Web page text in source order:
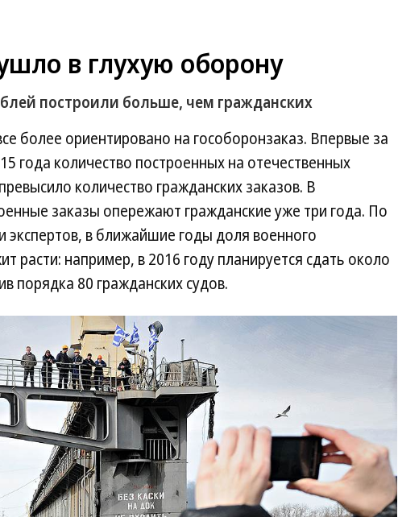
в глухую оборону
построили больше, чем гражданских
более ориентировано на гособоронзаказ. Впервые за
года количество построенных на отечественных
количество гражданских заказов. В
заказы опережают гражданские уже три года. По
экспертов, в ближайшие годы доля военного
расти: например, в 2016 году планируется сдать около
порядка 80 гражданских судов.